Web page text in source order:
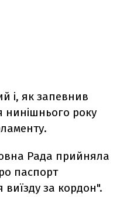
і, як запевнив
нинішнього року
Рада прийняла
паспорт
за кордон".